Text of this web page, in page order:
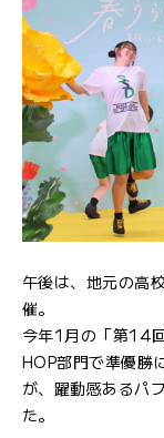
午後は、地元の高
催。
今年1月の「第14
HOP部門で準優勝
が、躍動感あるパ
た。